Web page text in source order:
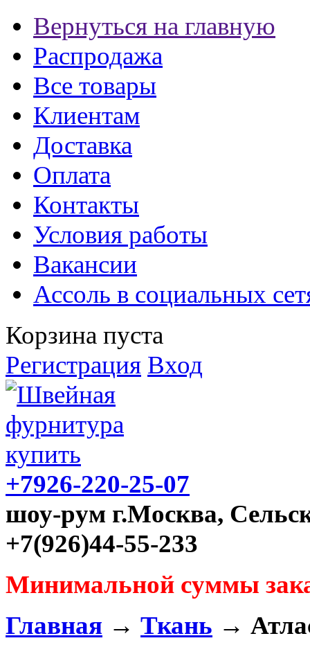
Вернуться на главную
Распродажа
Все товары
Клиентам
Доставка
Оплата
Контакты
Условия работы
Вакансии
Ассоль в социальных
Корзина пуста
Регистрация Вход
+7926-220-25-07
шоу-рум г.Москва,
+7(926)44-55-233
Минимальной суммы
Главная → Ткань →